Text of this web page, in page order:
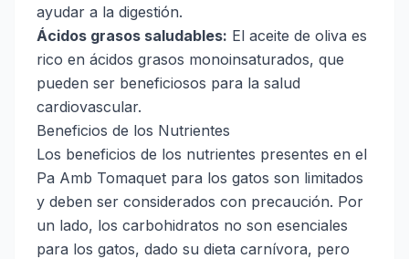
ayudar a la digestión.
Ácidos grasos saludables: El aceite de oliva es
rico en ácidos grasos monoinsaturados, que
pueden ser beneficiosos para la salud
cardiovascular.
Beneficios de los Nutrientes
Los beneficios de los nutrientes presentes en el
Pa Amb Tomaquet para los gatos son limitados
y deben ser considerados con precaución. Por
un lado, los carbohidratos no son esenciales
para los gatos, dado su dieta carnívora, pero